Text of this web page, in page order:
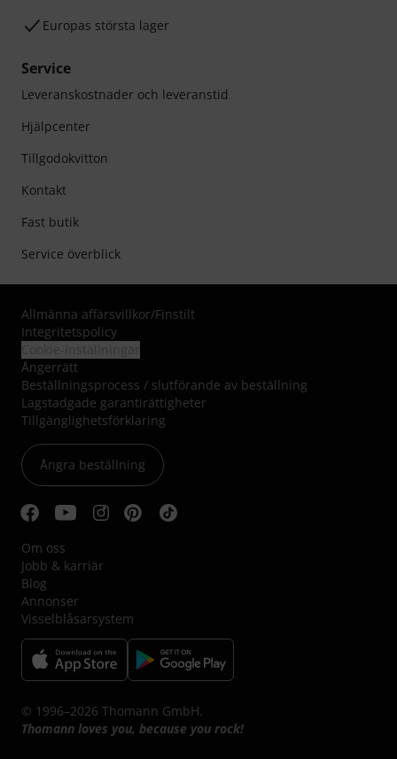
Europas största lager
Service
Leveranskostnader och leveranstid
Hjälpcenter
Tillgodokvitton
Kontakt
Fast butik
Service överblick
Allmänna affärsvillkor/Finstilt
Integritetspolicy
Ångerrätt
Beställningsprocess / slutförande av beställning
Lagstadgade garantirättigheter
Tillgänglighetsförklaring
Ångra beställning
Om oss
Jobb & karriär
Blog
Annonser
Visselblåsarsystem
© 1996–2026 Thomann GmbH.
Thomann loves you, because you rock!